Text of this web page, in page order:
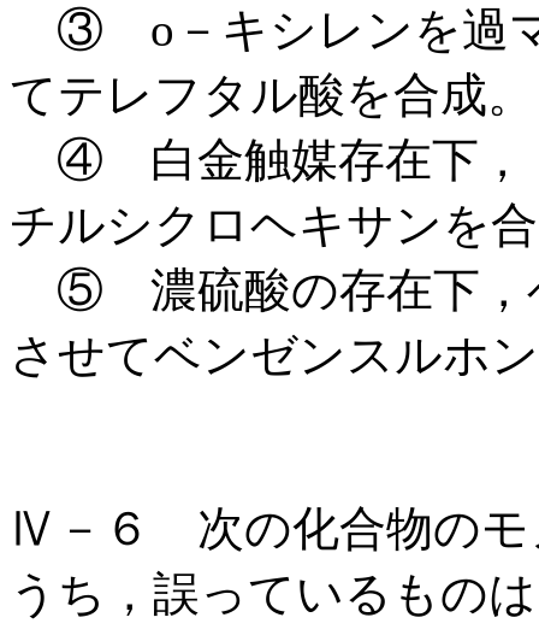
③ o－キシレンを過マ
てテレフタル酸を合成。
④ 白金触媒存在下，
チルシクロヘキサンを
⑤ 濃硫酸の存在下，
させてベンゼンスルホ
Ⅳ－６ 次の化合物のモ
うち，誤っているもの